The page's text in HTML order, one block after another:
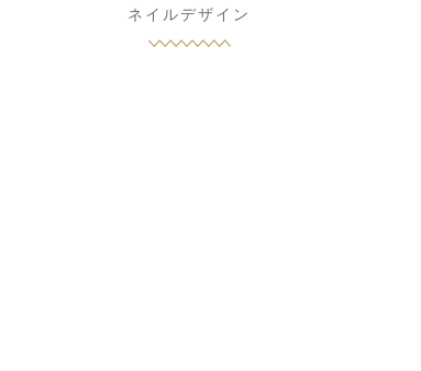
ネイルデザイン